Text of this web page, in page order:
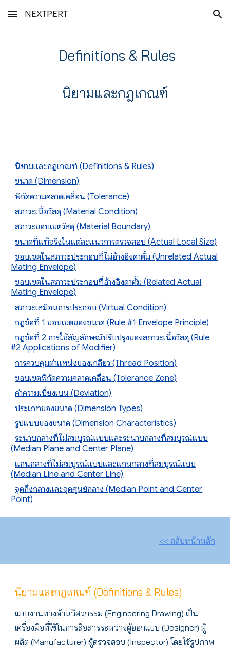
Skip to main content Skip to navigation
NEXTPERT
Definitions & Rules
นิยามและกฎเกณฑ์
นิยามและกฎเกณฑ์ (Definitions & Rules)
ขนาด (Dimension)
พิกัดความคลาดเคลื่อน (Tolerance)
สภาวะเนื้อวัสดุ (Material Condition)
สภาวะขอบเขตวัสดุ (Material Boundary)
ขนาดที่แท้จริงในแต่ละแนวการตรวจสอบ (Actual Local Size)
ขอบเขตในสภาวะประกอบที่ไม่อ้างอิงดาตั้ม (Unrelated Actual
Mating Envelope)
ขอบเขตในสภาวะประกอบที่อ้างอิงดาตั้ม (Related Actual
Mating Envelope)
สภาวะเสมือนการประกอบ (Virtual Condition)
กฎข้อที่ 1 ขอบเขตของขนาด (Rule #1 Envelope Principle)
กฎข้อที่ 2 การใช้สัญลักษณ์ปรับปรุงของสภาวะเนื้อวัสดุ (Rule
#2 Applications of Modifier)
การควบคุมตำแหน่งของเกลียว (Thread Position)
ขอบเขตพิกัดความคลาดเคลื่อน (Tolerance Zone)
ค่าความเบี่ยงเบน (Deviation)
ประเภทของขนาด (Dimension Types)
รูปแบบของขนาด (Dimension Characteristics)
ระนาบกลางที่ไม่สมบูรณ์แบบและระนาบกลางที่สมบูรณ์แบบ
(Median Plane and Center Plane)
แกนกลางที่ไม่สมบูรณ์แบบและแกนกลางที่สมบูรณ์แบบ
(Median Line and Center Line)
จุดกึ่งกลางและจุดศูนย์กลาง (Median Point and Center
Point)
<< กลับหน้าหลัก
นิยามและกฎเกณฑ์ (Definitions & Rules)
แบบงานทางด้านวิศวกรรม (Engineering Drawing) เป็น
เครื่องมือที่ใช้ในการสื่อสารระหว่างผู้ออกแบบ (Designer) ผู้
ผลิต (Manufacturer) ผู้ตรวจสอบ (Inspector) โดยใช้รูปภาพ